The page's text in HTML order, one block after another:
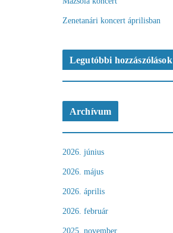
Zenetanári koncert áprilisban
Legutóbbi hozzászólások
Archívum
2026. június
2026. május
2026. április
2026. február
2025. november